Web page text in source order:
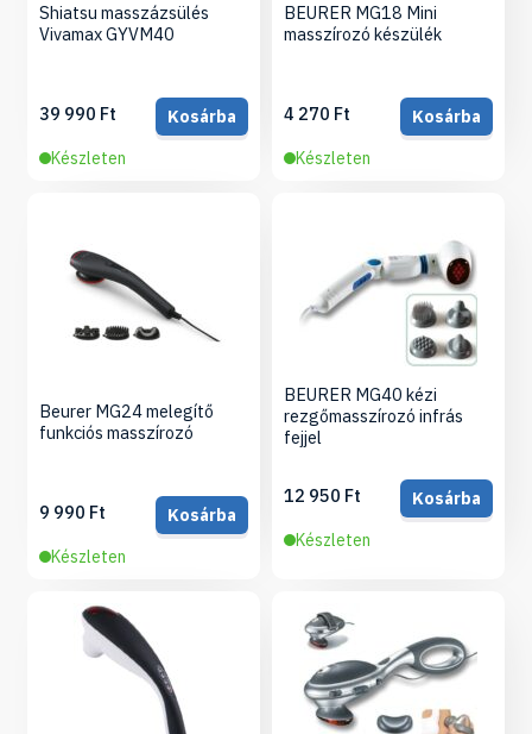
Shiatsu masszázsülés
Vivamax GYVM40
39 990 Ft
Kosárba
Készleten
BEURER MG18 Mini
masszírozó készülék
4 270 Ft
Kosárba
Készleten
Beurer MG24 melegítő
funkciós masszírozó
9 990 Ft
Kosárba
Készleten
BEURER MG40 kézi
rezgőmasszírozó infrás
fejjel
12 950 Ft
Kosárba
Készleten